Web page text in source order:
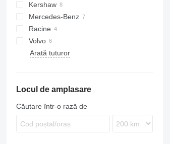
Kershaw
Mercedes-Benz
Unimog
Racine
Volvo
FMX
Arată tuturor
Locul de amplasare
Căutare într-o rază de